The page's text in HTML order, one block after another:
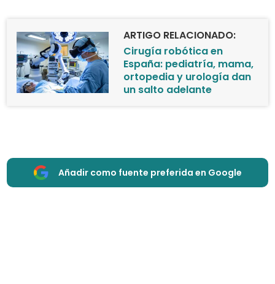
ARTIGO RELACIONADO:
Cirugía robótica en
España: pediatría, mama,
ortopedia y urología dan
un salto adelante
Añadir como fuente preferida en Google